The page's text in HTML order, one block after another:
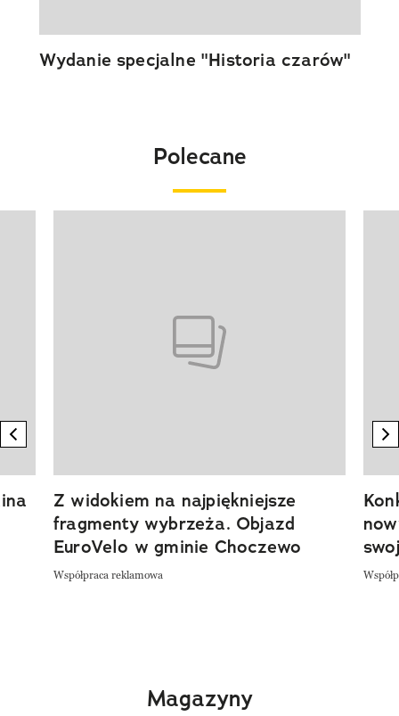
Wydanie specjalne "Historia czarów"
Polecane
previous element
Z widokiem na najpiękniejsze
fragmenty wybrzeża. Objazd
EuroVelo w gminie Choczewo
Współpraca reklamowa
Magazyny